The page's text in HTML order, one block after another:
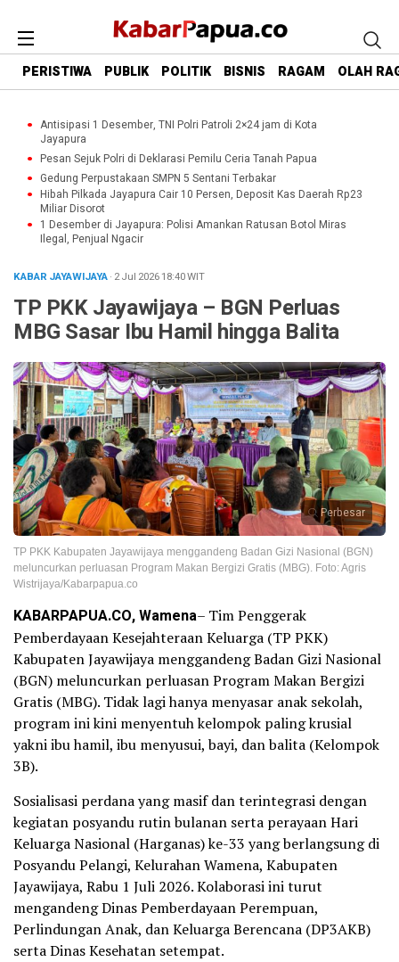
PERISTIWA PUBLIK POLITIK BISNIS RAGAM OLAH
Antisipasi 1 Desember, TNI Polri Patroli 2×24 jam di Kota
Jayapura
Pesan Sejuk Polri di Deklarasi Pemilu Ceria Tanah Papua
Gedung Perpustakaan SMPN 5 Sentani Terbakar
Hibah Pilkada Jayapura Cair 10 Persen, Deposit Kas Daerah Rp23
Miliar Disorot
1 Desember di Jayapura: Polisi Amankan Ratusan Botol Miras
Ilegal, Penjual Ngacir
KABAR JAYAWIJAYA· 2 Jul 202618:40WIT
TP PKK Jayawijaya – BGN Perluas
MBG Sasar Ibu Hamil hingga Balita
Perbesar
TP PKK Kabupaten Jayawijaya menggandeng Badan Gizi Nasional (BGN)
meluncurkan perluasan Program Makan Bergizi Gratis (MBG). Foto: Agris
Wistrijaya/Kabarpapua.co
KABARPAPUA.CO, Wamena– Tim Penggerak
Pemberdayaan Kesejahteraan Keluarga (TP PKK)
Kabupaten Jayawijaya menggandeng Badan Gizi Nasional
(BGN) meluncurkan perluasan Program Makan Bergizi
Gratis (MBG). Tidak lagi hanya menyasar anak sekolah,
program ini kini menyentuh kelompok paling krusial
yakni ibu hamil, ibu menyusui, bayi, dan balita (Kelompok
3B).
Sosialisasi perdana yang masif dan terintegrasi dengan
kegiatan posyandu rutin bulanan serta perayaan Hari
Keluarga Nasional (Harganas) ke-33 yang berlangsung di
Posyandu Pelangi, Kelurahan Wamena, Kabupaten
Jayawijaya, Rabu 1 Juli 2026. Kolaborasi ini turut
mengandeng Dinas Pemberdayaan Perempuan,
Perlindungan Anak, dan Keluarga Berencana (DP3AKB)
serta Dinas Kesehatan setempat.